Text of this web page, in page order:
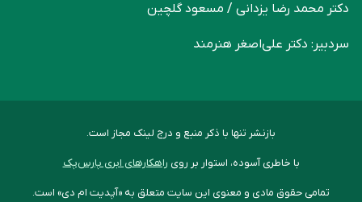
دکتر محمد رضا یزدانی / مسعود گلچین
سردبیر: دکتر علی‌اصغر هنرمند
بازنشر تنها با ذکر منبع و درج لینک مجاز است.
با خاطری آسوده، استوار بر روی راهکارهای ابری پارس‌پک
تمامی حقوق مادی و معنوی این سایت متعلق به «آپدیت ام دی» است.